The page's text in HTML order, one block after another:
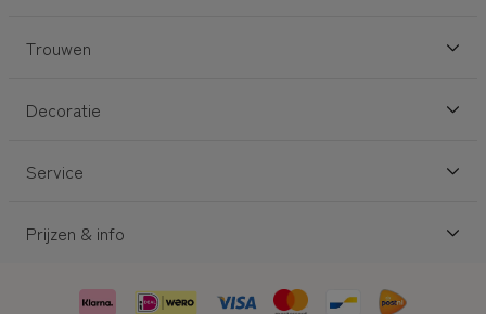
Trouwen
Decoratie
Service
Prijzen & info